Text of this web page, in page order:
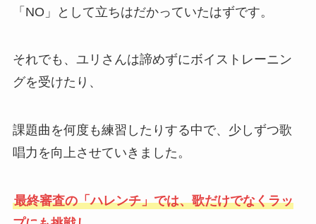
「NO」として立ちはだかっていたはずです。
それでも、ユリさんは諦めずにボイストレーニン
グを受けたり、
課題曲を何度も練習したりする中で、少しずつ歌
唱力を向上させていきました。
最終審査の「ハレンチ」では、歌だけでなくラッ